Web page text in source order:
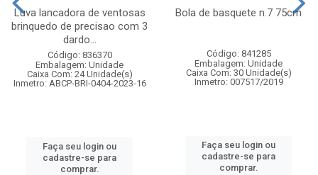
Luva lancadora de ventosas
brinquedo de precisao com 3
dardo...
Código: 836370
Embalagem: Unidade
Caixa Com: 24 Unidade(s)
Inmetro: ABCP-BRI-0404-2023-16
Faça seu login ou
cadastre-se para
comprar.
Bola de basquete n.7 75cm
Código: 841285
Embalagem: Unidade
Caixa Com: 30 Unidade(s)
Inmetro: 007517/2019
Faça seu login ou
cadastre-se para
comprar.